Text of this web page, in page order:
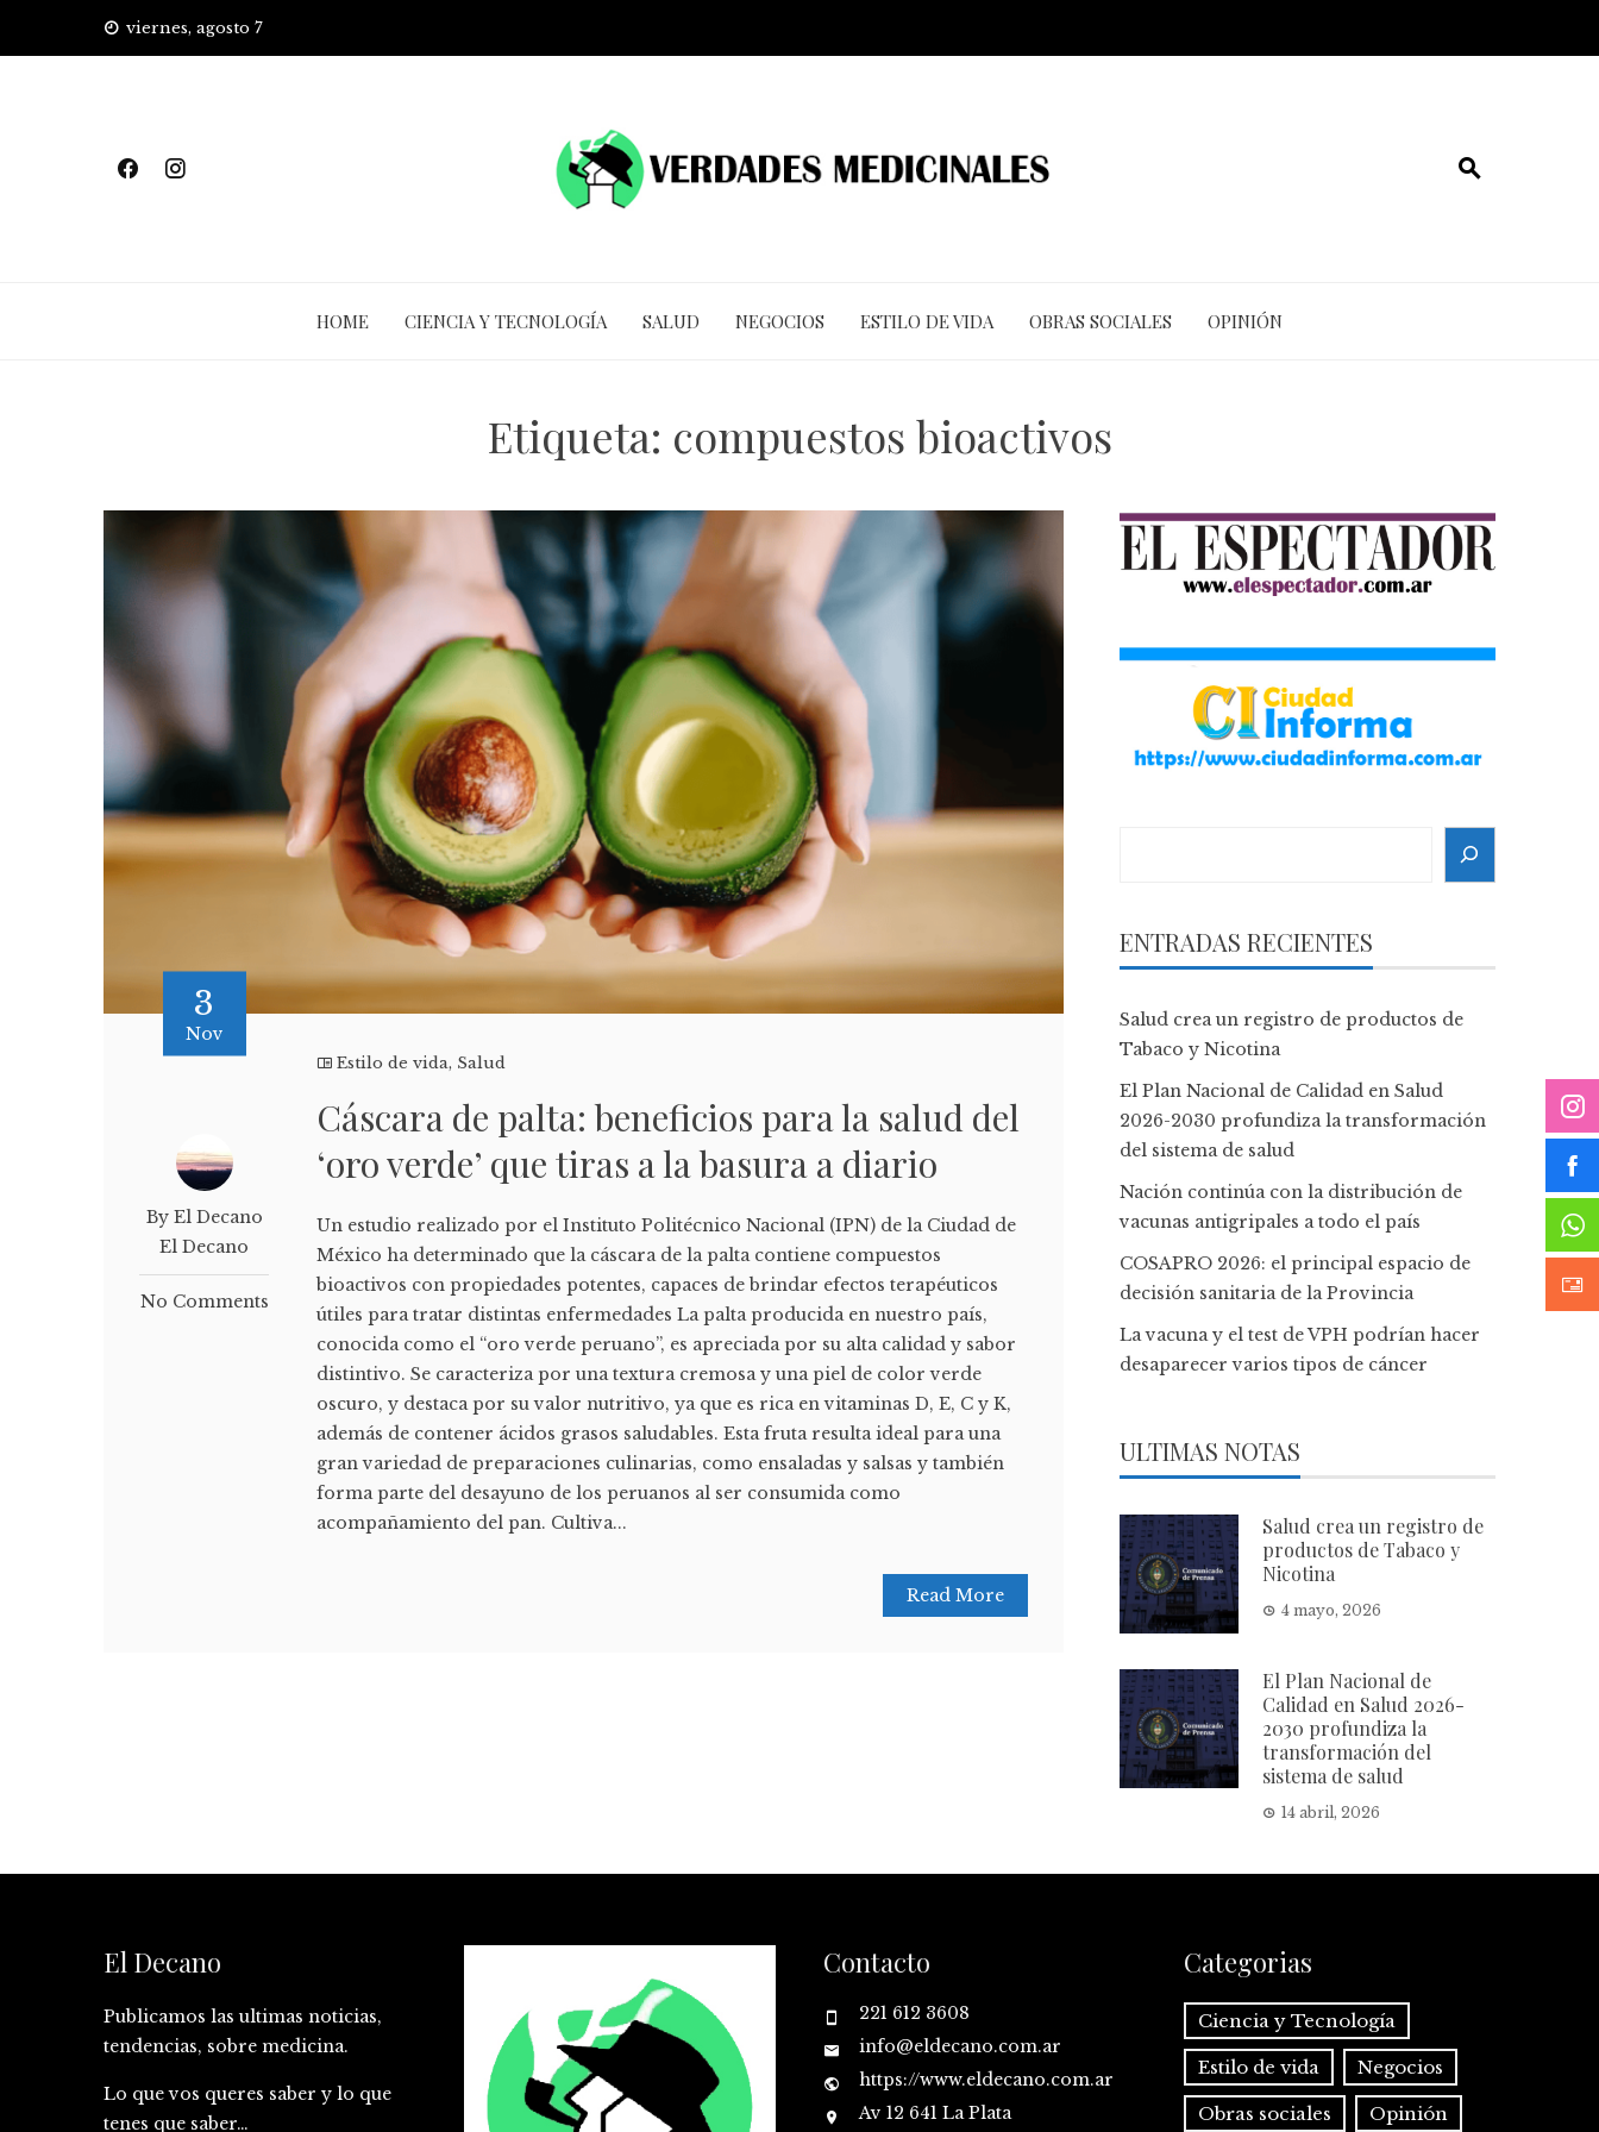
viernes, agosto 7
HOME CIENCIA Y TECNOLOGÍA SALUD NEGOCIOS ESTILO DE VIDA OBRAS SOCIALES OPINIÓN
Etiqueta: compuestos bioactivos
3
Nov
By El Decano
El Decano
No Comments
Estilo de vida, Salud
Cáscara de palta: beneficios para la salud del
‘oro verde’ que tiras a la basura a diario
Un estudio realizado por el Instituto Politécnico Nacional (IPN) de la Ciudad de
México ha determinado que la cáscara de la palta contiene compuestos
bioactivos con propiedades potentes, capaces de brindar efectos terapéuticos
útiles para tratar distintas enfermedades La palta producida en nuestro país,
conocida como el “oro verde peruano”, es apreciada por su alta calidad y sabor
distintivo. Se caracteriza por una textura cremosa y una piel de color verde
oscuro, y destaca por su valor nutritivo, ya que es rica en vitaminas D, E, C y K,
además de contener ácidos grasos saludables. Esta fruta resulta ideal para una
gran variedad de preparaciones culinarias, como ensaladas y salsas y también
forma parte del desayuno de los peruanos al ser consumida como
acompañamiento del pan. Cultiva...
Read More
ENTRADAS RECIENTES
Salud crea un registro de productos de
Tabaco y Nicotina
El Plan Nacional de Calidad en Salud
2026-2030 profundiza la transformación
del sistema de salud
Nación continúa con la distribución de
vacunas antigripales a todo el país
COSAPRO 2026: el principal espacio de
decisión sanitaria de la Provincia
La vacuna y el test de VPH podrían hacer
desaparecer varios tipos de cáncer
ULTIMAS NOTAS
Salud crea un registro de
productos de Tabaco y
Nicotina
4 mayo, 2026
El Plan Nacional de
Calidad en Salud 2026-
2030 profundiza la
transformación del
sistema de salud
14 abril, 2026
El Decano
Publicamos las ultimas noticias,
tendencias, sobre medicina.
Lo que vos queres saber y lo que
tenes que saber…
Contacto
221 612 3608
info@eldecano.com.ar
https://www.eldecano.com.ar
Av 12 641 La Plata
Categorias
Ciencia y Tecnología
Estilo de vida Negocios
Obras sociales Opinión